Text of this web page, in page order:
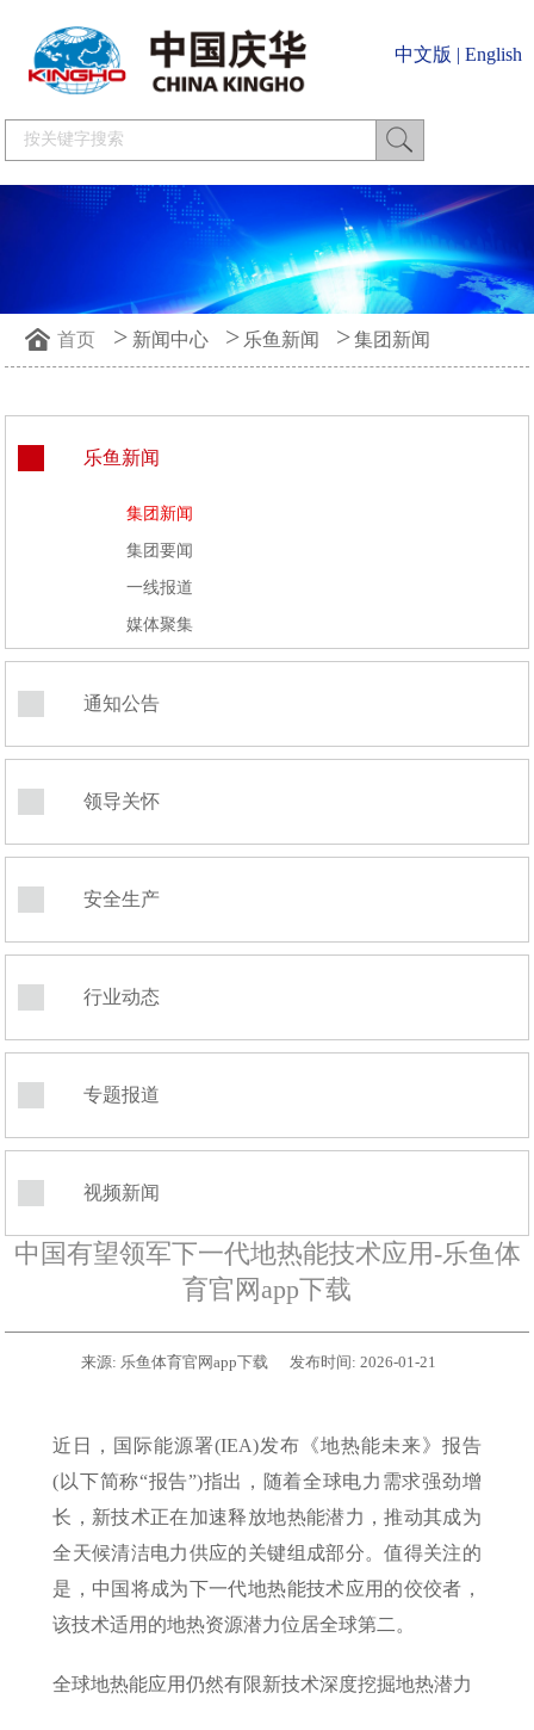
中文版 | English
首页 > 新闻中心 > 乐鱼新闻 > 集团新闻
乐鱼新闻
集团新闻
集团要闻
一线报道
媒体聚集
通知公告
领导关怀
安全生产
行业动态
专题报道
视频新闻
中国有望领军下一代地热能技术应用-乐鱼体
育官网app下载
来源: 乐鱼体育官网app下载 发布时间: 2026-01-21
近日，国际能源署(IEA)发布《地热能未来》报告
(以下简称“报告”)指出，随着全球电力需求强劲增
长，新技术正在加速释放地热能潜力，推动其成为
全天候清洁电力供应的关键组成部分。值得关注的
是，中国将成为下一代地热能技术应用的佼佼者，
该技术适用的地热资源潜力位居全球第二。
全球地热能应用仍然有限新技术深度挖掘地热潜力